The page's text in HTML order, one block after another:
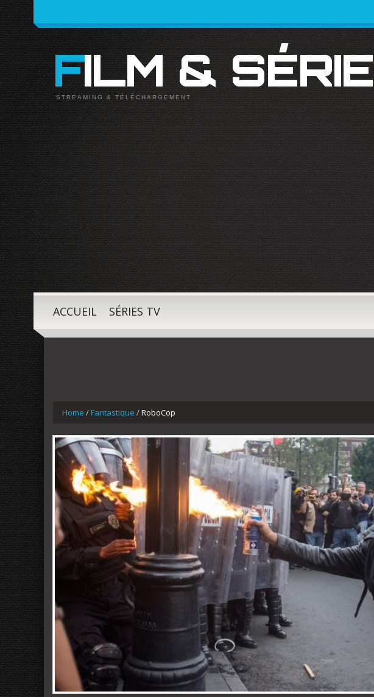
FILM & SÉRIE
STREAMING & TÉLÉCHARGEMENT
ACCUEIL SÉRIES TV
Home /Fantastique /RoboCop